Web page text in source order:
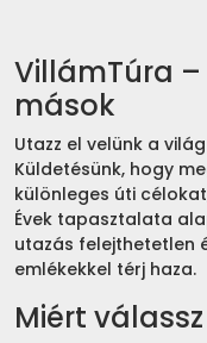
VillámTúra
mások
Utazz el velünk a
Küldetésünk, hogy
különleges úti
Évek tapasztalata
utazás felejthetetlen
emlékekkel térj haza.
Miért